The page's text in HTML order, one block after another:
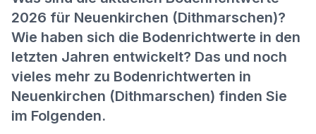
2026 für Neuenkirchen (Dithmarschen)?
Wie haben sich die Bodenrichtwerte in den
letzten Jahren entwickelt? Das und noch
vieles mehr zu Bodenrichtwerten in
Neuenkirchen (Dithmarschen) finden Sie
im Folgenden.